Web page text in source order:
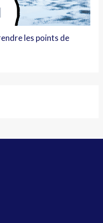
les points de